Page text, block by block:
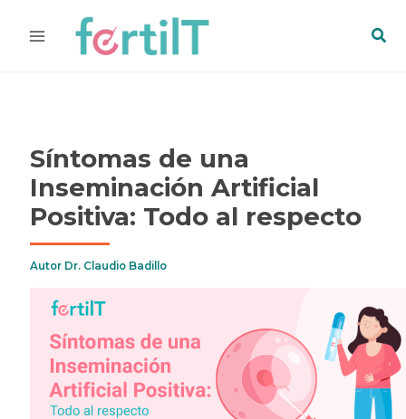
Síntomas de una
Inseminación Artificial
Positiva: Todo al respecto
Autor Dr. Claudio Badillo